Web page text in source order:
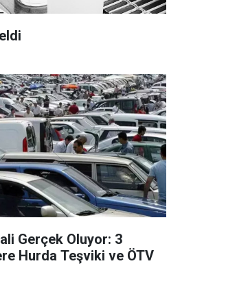
Gerçek Oluyor: 3
Hurda Teşviki ve ÖTV